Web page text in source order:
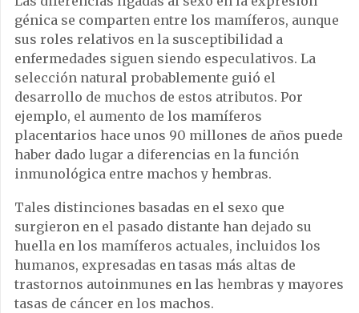
génica se comparten entre los mamíferos, aunque
sus roles relativos en la susceptibilidad a
enfermedades siguen siendo especulativos. La
selección natural probablemente guió el
desarrollo de muchos de estos atributos. Por
ejemplo, el aumento de los mamíferos
placentarios hace unos 90 millones de años puede
haber dado lugar a diferencias en la función
inmunológica entre machos y hembras.
Tales distinciones basadas en el sexo que
surgieron en el pasado distante han dejado su
huella en los mamíferos actuales, incluidos los
humanos, expresadas en tasas más altas de
trastornos autoinmunes en las hembras y mayores
tasas de cáncer en los machos.